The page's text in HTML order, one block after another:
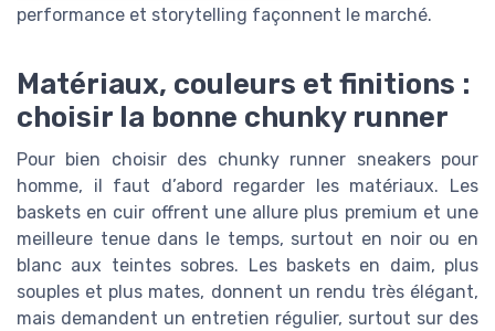
performance et storytelling façonnent le marché.
Matériaux, couleurs et finitions :
choisir la bonne chunky runner
Pour bien choisir des chunky runner sneakers pour
homme, il faut d’abord regarder les matériaux. Les
baskets en cuir offrent une allure plus premium et une
meilleure tenue dans le temps, surtout en noir ou en
blanc aux teintes sobres. Les baskets en daim, plus
souples et plus mates, donnent un rendu très élégant,
mais demandent un entretien régulier, surtout sur des